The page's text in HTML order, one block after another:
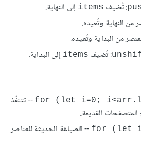
: تُضيف items إلى النهاية.
من النهاية وتُعيده.
من البداية وتُعيده.
: تُضيف items إلى البداية.
for (let i=0; -- تتنفّذ
القديمة.
for (let -- الصياغة الحديثة للعناصر